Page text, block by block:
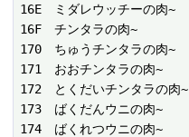
16E　ミダレウッチーの肉~
16F　チンタラの肉~
170　ちゅうチンタラの肉~
171　おおチンタラの肉~
172　とくだいチンタラの肉~
173　ばくだんウニの肉~
174　ばくれつウニの肉~